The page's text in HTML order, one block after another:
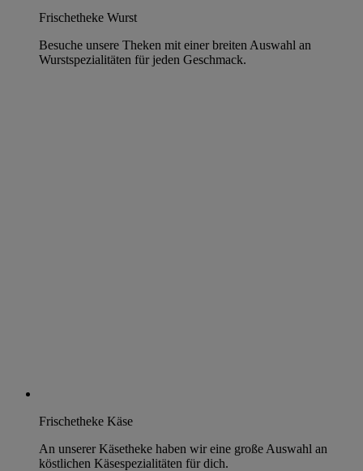
Frischetheke Wurst
Besuche unsere Theken mit einer breiten Auswahl an
Wurstspezialitäten für jeden Geschmack.
Frischetheke Käse
An unserer Käsetheke haben wir eine große Auswahl an
köstlichen Käsespezialitäten für dich.